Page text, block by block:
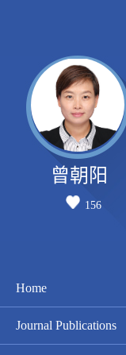
曾朝阳
156
Home
Journal Publications